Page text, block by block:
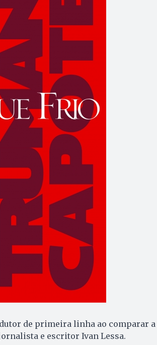
de primeira linha ao comparar a
e escritor Ivan Lessa.